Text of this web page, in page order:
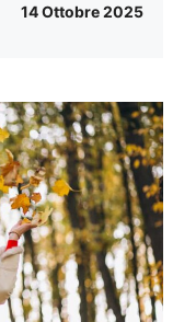
14 Ottobre 2025